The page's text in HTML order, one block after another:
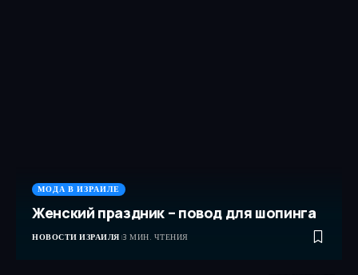
МОДА В ИЗРАИЛЕ
Женский праздник – повод для шопинга
НОВОСТИ ИЗРАИЛЯ 3 МИН. ЧТЕНИЯ